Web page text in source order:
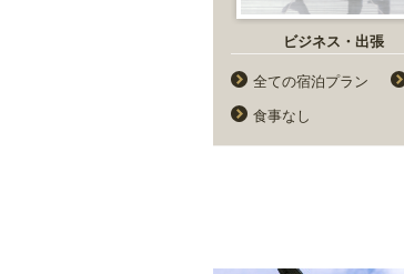
ビジネス・出張
全ての宿泊プラン
食事なし